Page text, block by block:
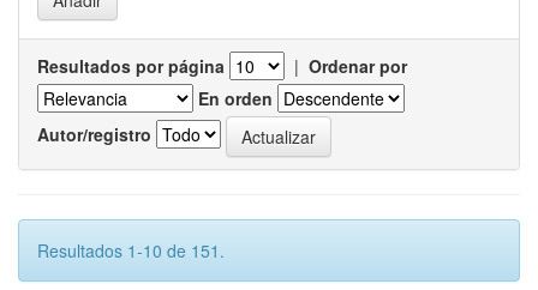
Resultados por página | Ordenar por
En orden
Autor/registro
Resultados 1-10 de 151.